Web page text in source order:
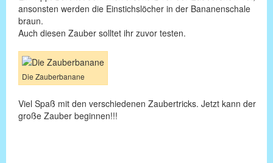
ansonsten werden die Einstichslöcher in der Bananenschale
braun.
Auch diesen Zauber solltet ihr zuvor testen.
Die Zauberbanane
Viel Spaß mit den verschiedenen Zaubertricks. Jetzt kann der
große Zauber beginnen!!!